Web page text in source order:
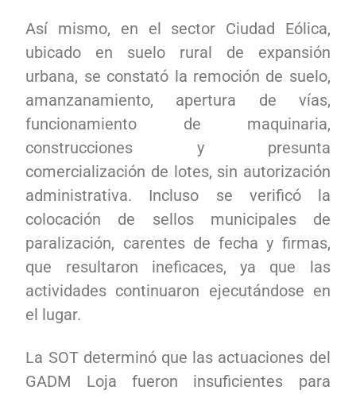
Así mismo, en el sector Ciudad Eólica,
ubicado en suelo rural de expansión
urbana, se constató la remoción de suelo,
amanzanamiento, apertura de vías,
funcionamiento de maquinaria,
construcciones y presunta
comercialización de lotes, sin autorización
administrativa. Incluso se verificó la
colocación de sellos municipales de
paralización, carentes de fecha y firmas,
que resultaron ineficaces, ya que las
actividades continuaron ejecutándose en
el lugar.
La SOT determinó que las actuaciones del
GADM Loja fueron insuficientes para